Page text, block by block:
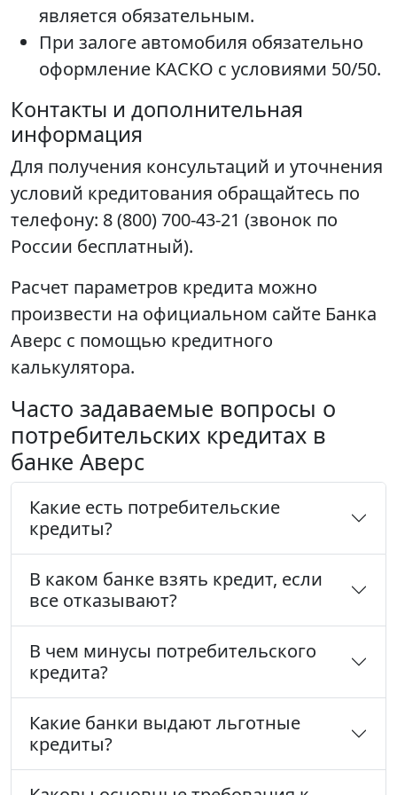
является обязательным.
При залоге автомобиля обязательно
оформление КАСКО с условиями 50/50.
Контакты и дополнительная
информация
Для получения консультаций и уточнения
условий кредитования обращайтесь по
телефону: 8 (800) 700-43-21 (звонок по
России бесплатный).
Расчет параметров кредита можно
произвести на официальном сайте Банка
Аверс с помощью кредитного
калькулятора.
Часто задаваемые вопросы о
потребительских кредитах в
банке Аверс
Какие есть потребительские
кредиты?
В каком банке взять кредит, если
все отказывают?
В чем минусы потребительского
кредита?
Какие банки выдают льготные
кредиты?